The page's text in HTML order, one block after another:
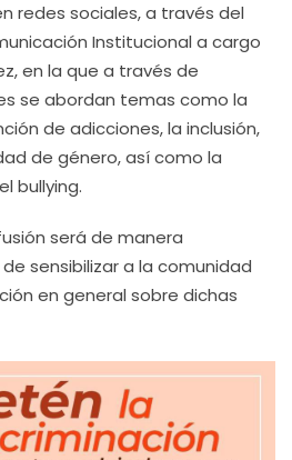
redes sociales, a través del
Institucional a cargo
en la que a través de
se abordan temas como la
de adicciones, la inclusión,
de género, así como la
bullying.
será de manera
sensibilizar a la comunidad
en general sobre dichas